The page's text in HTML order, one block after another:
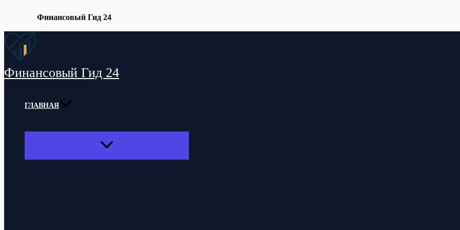
Финансовый Гид 24
Перейти
содержимому
Финансовый Гид 24
ГЛАВНАЯ
ПЕРЕКЛЮЧАТЕЛЬ